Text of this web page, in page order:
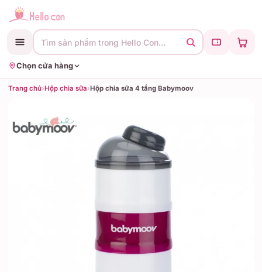
Tìm sản phẩm trong Hello Con…
Chọn cửa hàng
Trang chủ›Hộp chia sữa›Hộp chia sữa 4 tầng Babymoov